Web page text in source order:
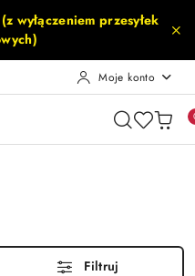
wyłączeniem przesyłek
Moje konto
Filtruj